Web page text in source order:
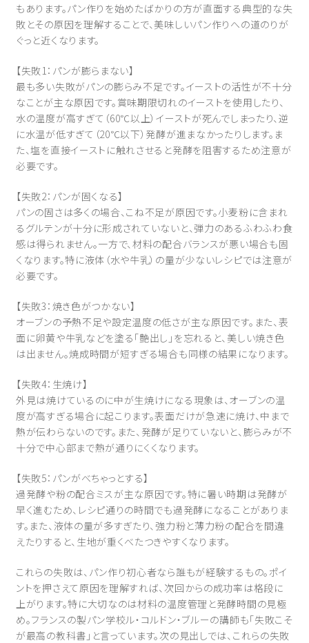
もあります。パン作りを始めたばかりの方が直面する典型的な失
敗とその原因を理解することで、美味しいパン作りへの道のりが
ぐっと近くなります。
【失敗1：パンが膨らまない】
最も多い失敗がパンの膨らみ不足です。イーストの活性が不十分
なことが主な原因です。賞味期限切れのイーストを使用したり、
水の温度が高すぎて（60℃以上）イーストが死んでしまったり、逆
に水温が低すぎて（20℃以下）発酵が進まなかったりします。ま
た、塩を直接イーストに触れさせると発酵を阻害するため注意が
必要です。
【失敗2：パンが固くなる】
パンの固さは多くの場合、こね不足が原因です。小麦粉に含まれ
るグルテンが十分に形成されていないと、弾力のあるふわふわ食
感は得られません。一方で、材料の配合バランスが悪い場合も固
くなります。特に液体（水や牛乳）の量が少ないレシピでは注意が
必要です。
【失敗3：焼き色がつかない】
オーブンの予熱不足や設定温度の低さが主な原因です。また、表
面に卵黄や牛乳などを塗る「艶出し」を忘れると、美しい焼き色
は出ません。焼成時間が短すぎる場合も同様の結果になります。
【失敗4：生焼け】
外見は焼けているのに中が生焼けになる現象は、オーブンの温
度が高すぎる場合に起こります。表面だけが急速に焼け、中まで
熱が伝わらないのです。また、発酵が足りていないと、膨らみが不
十分で中心部まで熱が通りにくくなります。
【失敗5：パンがべちゃっとする】
過発酵や粉の配合ミスが主な原因です。特に暑い時期は発酵が
早く進むため、レシピ通りの時間でも過発酵になることがありま
す。また、液体の量が多すぎたり、強力粉と薄力粉の配合を間違
えたりすると、生地が重くべたつきやすくなります。
これらの失敗は、パン作り初心者なら誰もが経験するもの。ポイ
ントを押さえて原因を理解すれば、次回からの成功率は格段に
上がります。特に大切なのは材料の温度管理と発酵時間の見極
め。フランスの製パン学校ル・コルドン・ブルーの講師も「失敗こそ
が最高の教科書」と言っています。次の見出しでは、これらの失敗